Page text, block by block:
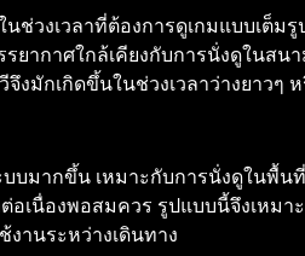
วงเวลาที่ต้องการดูเกมแบบเต็
ยากาศใกล้เคียงกับการนั่งดูใน
มักเกิดขึ้นในช่วงเวลาว่างยาวๆ
บมากขึ้น เหมาะกับการนั่งดูในพื้
เนื่องพอสมควร รูปแบบนี้จึงเหมา
านระหว่างเดินทาง